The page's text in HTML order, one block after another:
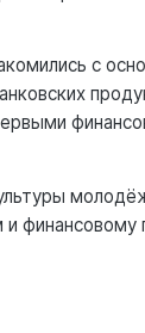
с
финансовому